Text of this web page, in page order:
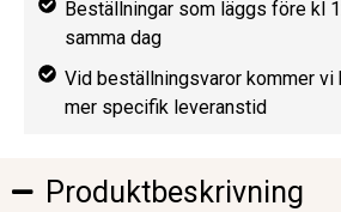
Beställningar som läggs före kl
samma dag
Vid beställningsvaror kommer vi
mer specifik leveranstid
Produktbeskrivning